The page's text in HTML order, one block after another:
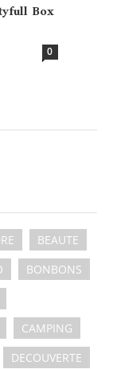
Box
0
BEAUTE
BONBONS
CAMPING
DECOUVERTE